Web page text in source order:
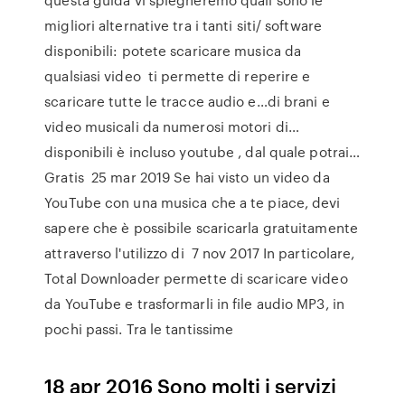
migliori alternative tra i tanti siti/ software
disponibili: potete scaricare musica da
qualsiasi video ti permette di reperire e
scaricare tutte le tracce audio e…di brani e
video musicali da numerosi motori di…
disponibili è incluso youtube , dal quale potrai…
Gratis 25 mar 2019 Se hai visto un video da
YouTube con una musica che a te piace, devi
sapere che è possibile scaricarla gratuitamente
attraverso l'utilizzo di 7 nov 2017 In particolare,
Total Downloader permette di scaricare video
da YouTube e trasformarli in file audio MP3, in
pochi passi. Tra le tantissime
18 apr 2016 Sono molti i servizi